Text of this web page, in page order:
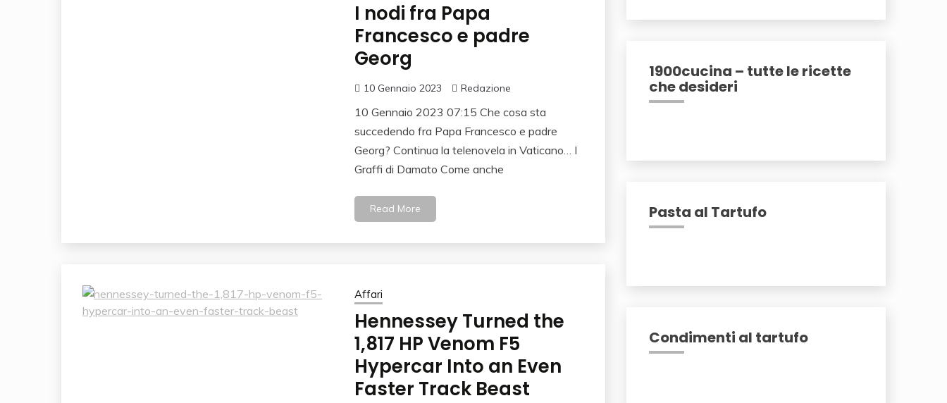
I nodi fra Papa
Francesco e padre
Georg
10 Gennaio 2023 Redazione
10 Gennaio 2023 07:15 Che cosa sta
succedendo fra Papa Francesco e padre
Georg? Continua la telenovela in Vaticano… I
Graffi di Damato Come anche
Read More
Affari
Hennessey Turned the
1,817 HP Venom F5
Hypercar Into an Even
Faster Track Beast
1900cucina – tutte le ricette
che desideri
Pasta al Tartufo
Condimenti al tartufo